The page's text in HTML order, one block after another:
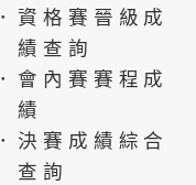
．資格賽晉級成
績查詢
．會內賽賽程成
績
．決賽成績綜合
查詢